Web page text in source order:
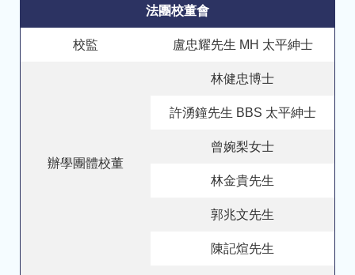
法團校董會
校監 盧忠耀先生 MH 太平紳士
辦學團體校董
林健忠博士
許湧鐘先生 BBS 太平紳士
曾婉梨女士
林金貴先生
郭兆文先生
陳記煊先生